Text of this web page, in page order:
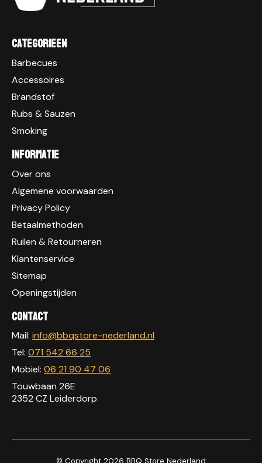
Categorieen
Barbecues
Accessoires
Brandstof
Rubs & Sauzen
Smoking
Informatie
Over ons
Algemene voorwaarden
Privacy Policy
Betaalmethoden
Ruilen & Retourneren
Klantenservice
Sitemap
Openingstijden
Contact
Mail: info@bbqstore-nederland.nl
Tel: 071 542 66 25
Mobiel: 06 21 90 47 06
Touwbaan 26E
2352 CZ Leiderdorp
© Copyright 2026 BBQ Store Nederland